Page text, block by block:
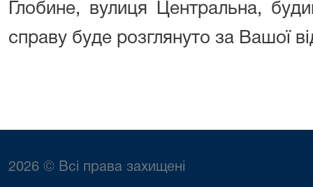
Глобине, вулиця Центральна,
справу буде розглянуто за Вашої
2026 © Всі права захищені